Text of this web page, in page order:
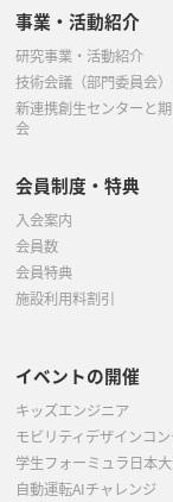
事業・活動紹介
研究事業・活動紹介
技術会議（部門委員会）
新連携創生センターと
会
会員制度・特典
入会案内
会員数
会員特典
施設利用料割引
イベントの開催
キッズエンジニア
モビリティデザインコ
学生フォーミュラ日本
自動運転AIチャレンジ